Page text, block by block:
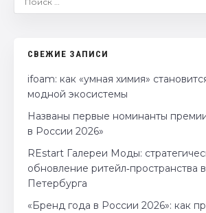
СВЕЖИЕ ЗАПИСИ
ifoam: как «умная химия»
модной экосистемы
Названы первые номинанты
в России 2026»
REstart Галереи Моды:
обновление ритейл‑пространства
Петербурга
«Бренд года в России 2026»: как